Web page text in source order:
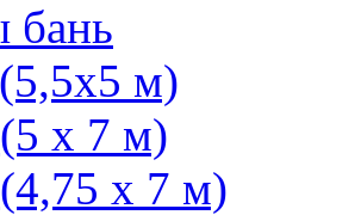
бань
м)
х 7 м)
х 7 м)